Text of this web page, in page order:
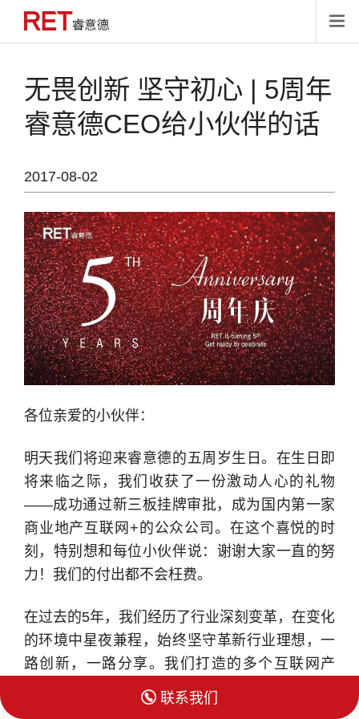

无畏创新 坚守初心 | 5周年
睿意德CEO给小伙伴的话
2017-08-02
各位亲爱的小伙伴：
明天我们将迎来睿意德的五周岁生日。在生日即
将来临之际，我们收获了一份激动人心的礼物
——成功通过新三板挂牌审批，成为国内第一家
商业地产互联网+的公众公司。在这个喜悦的时
刻，特别想和每位小伙伴说：谢谢大家一直的努
力！我们的付出都不会枉费。
在过去的5年，我们经历了行业深刻变革，在变化
的环境中星夜兼程，始终坚守革新行业理想，一
路创新，一路分享。我们打造的多个互联网产
品，已然成长为行业的新楷模，我们即将推出的
 联系我们